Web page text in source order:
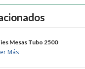
UNIUSO
Mesas Tubo 2500
Más